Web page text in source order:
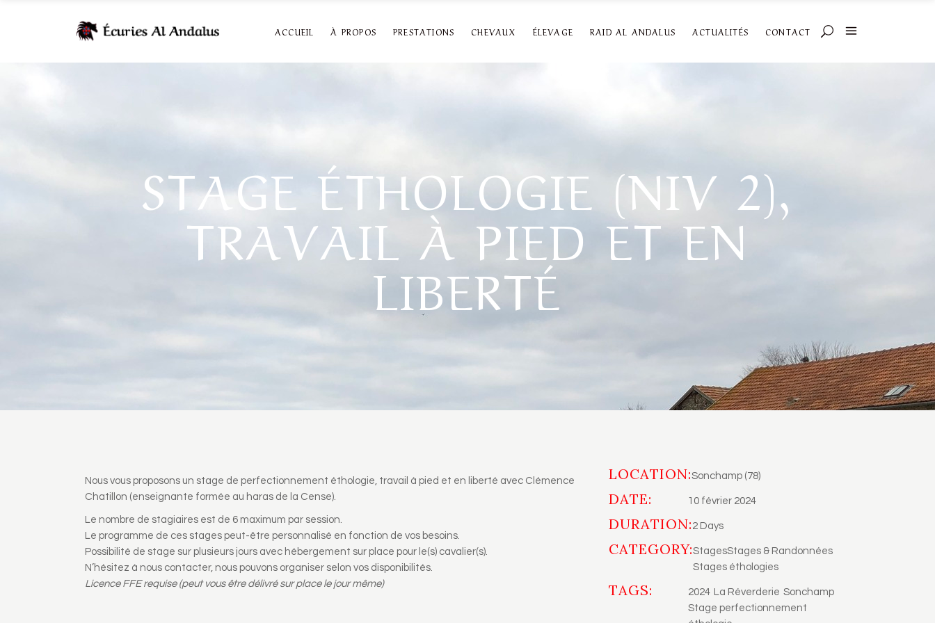
ACCUEIL À PROPOS PRESTATIONS CHEVAUX ÉLEVAGE RAID AL ANDALUS ACTUALITÉS CONTACT
STAGE ÉTHOLOGIE (NIV 2),
TRAVAIL À PIED ET EN
LIBERTÉ
Nous vous proposons un stage de perfectionnement éthologie, travail à pied et en liberté avec Clémence
Chatillon (enseignante formée au haras de la Cense).
Le nombre de stagiaires est de 6 maximum par session.
Le programme de ces stages peut-être personnalisé en fonction de vos besoins.
Possibilité de stage sur plusieurs jours avec hébergement sur place pour le(s) cavalier(s).
N’hésitez à nous contacter, nous pouvons organiser selon vos disponibilités.
Licence FFE requise (peut vous être délivré sur place le jour même)
LOCATION:Sonchamp (78)
DATE: 10 février 2024
DURATION: 2 Days
CATEGORY:StagesStages & Randonnées
Stages éthologies
TAGS: 2024 La Réverderie Sonchamp
Stage perfectionnement